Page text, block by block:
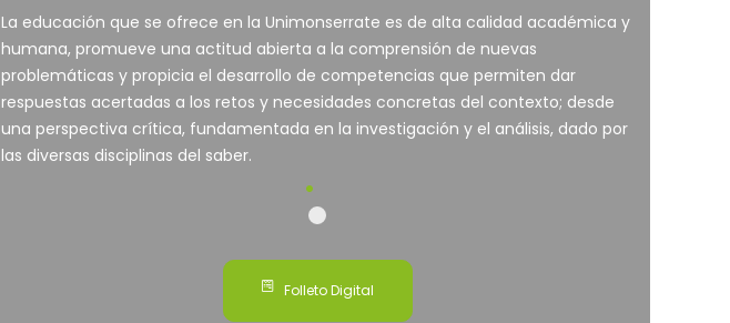
La educación que se ofrece en la Unimonserrate es de alta calidad académica y
humana, promueve una actitud abierta a la comprensión de nuevas
problemáticas y propicia el desarrollo de competencias que permiten dar
respuestas acertadas a los retos y necesidades concretas del contexto; desde
una perspectiva crítica, fundamentada en la investigación y el análisis, dado por
las diversas disciplinas del saber.
Folleto Digital